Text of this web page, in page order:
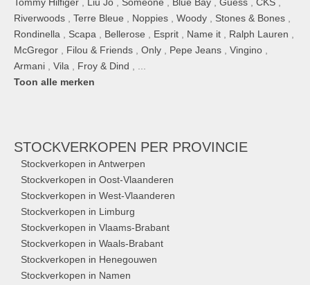
Riverwoods
Terre Bleue Noppies Woody Stones & Bones
Rondinella
Scapa Bellerose Esprit Name it Ralph Lauren
McGregor
Filou & Friends Only Pepe Jeans Vingino
Armani
Vila Froy & Dind
Toon alle merken
STOCKVERKOPEN PER PROVINCIE
Stockverkopen in Antwerpen
Stockverkopen in Oost-Vlaanderen
Stockverkopen in West-Vlaanderen
Stockverkopen in Limburg
Stockverkopen in Vlaams-Brabant
Stockverkopen in Waals-Brabant
Stockverkopen in Henegouwen
Stockverkopen in Namen